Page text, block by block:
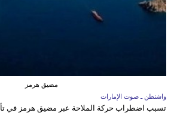
مضيق هرمز
واشنطن ـ صوت الإمارات
تسبب اضطراب حركة الملاحة عبر مضيق هرمز في